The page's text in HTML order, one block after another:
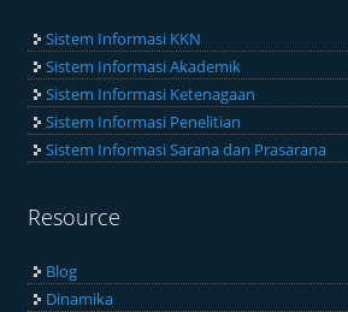
Sistem Informasi KKN
Sistem Informasi Akademik
Sistem Informasi Ketenagaan
Sistem Informasi Penelitian
Sistem Informasi Sarana dan Prasarana
Resource
Blog
Dinamika